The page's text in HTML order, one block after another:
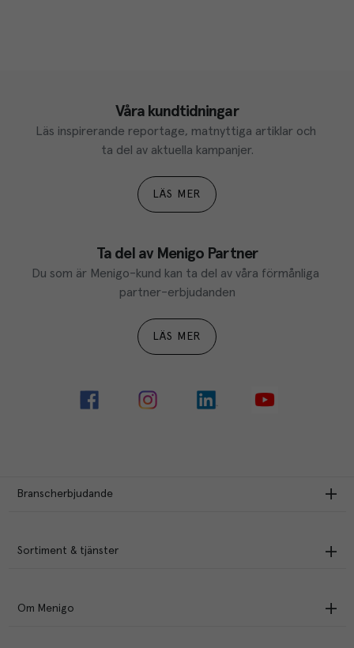
Våra kundtidningar
Läs inspirerande reportage, matnyttiga artiklar och
ta del av aktuella kampanjer.
LÄS MER
Ta del av Menigo Partner
Du som är Menigo-kund kan ta del av våra förmånliga
partner-erbjudanden
LÄS MER
Branscherbjudande
Sortiment & tjänster
Om Menigo